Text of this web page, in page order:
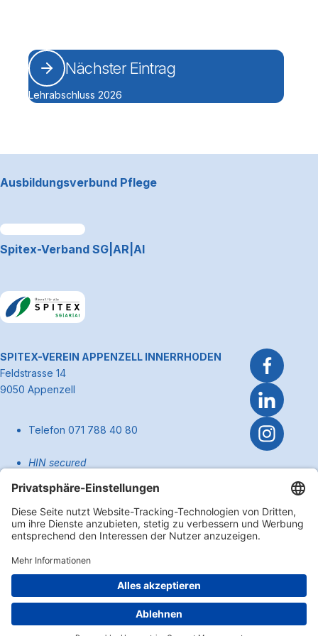
Nächster Eintrag
Lehrabschluss 2026
Ausbildungsverbund Pflege
Link zum Premiumpartner: Allianz
Spitex-Verband SG|AR|AI
~Kontaktinformationen
SPITEX-VEREIN APPENZELL INNERRHODEN
Feldstrasse 14
9050 Appenzell
Telefon 071 788 40 80
HIN secured
info@spitexai.ch (allgemein)
Kontakt
DisclaimerDatenschutzerklärung